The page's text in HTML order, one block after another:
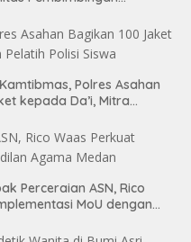
Polres Asahan
kepada Da’i, Mitra
Perceraian ASN, Rico
MoU dengan